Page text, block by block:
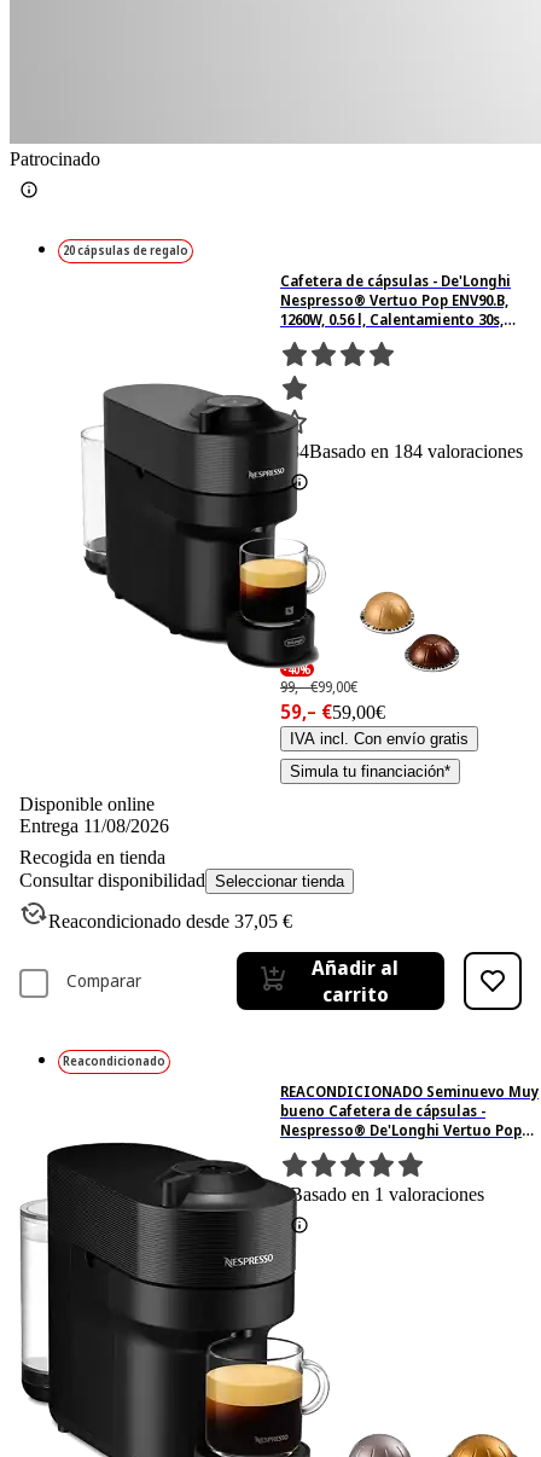
Patrocinado
20 cápsulas de regalo
Cafetera de cápsulas - De'Longhi
Nespresso® Vertuo Pop ENV90.B,
1260W, 0.56 l, Calentamiento 30s,
Tecnología Centrifusión™,
Bluetooth, Wi-Fi, Negro
184Basado en 184 valoraciones
-40%
99,– €99,00€
59,– €59,00€
IVA incl. Con envío gratis
Simula tu financiación*
Disponible online
Entrega 11/08/2026
Recogida en tienda
Consultar disponibilidad Seleccionar tienda
Reacondicionado desde 37,05 €
Comparar
Añadir al
carrito
Reacondicionado
REACONDICIONADO Seminuevo Muy
bueno Cafetera de cápsulas -
Nespresso® De'Longhi Vertuo Pop
ENV90.B, 1260 W, 0.56 l, Calentamiento
30s
1Basado en 1 valoraciones